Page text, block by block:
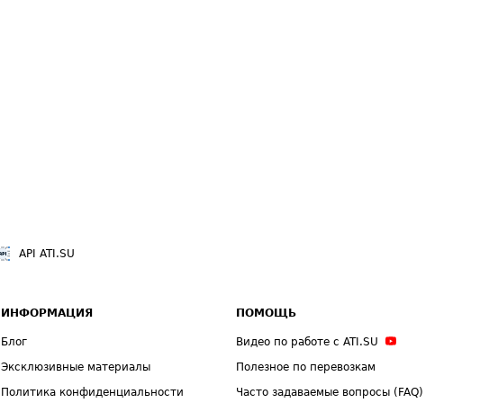
API ATI.SU
ИНФОРМАЦИЯ
Блог
Эксклюзивные материалы
Политика конфиденциальности
ПОМОЩЬ
Видео по работе с ATI.SU
Полезное по перевозкам
Часто задаваемые вопросы (FAQ)